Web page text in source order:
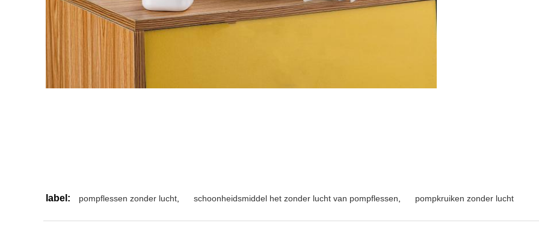
label: pompflessen zonder lucht schoonheidsmiddel het zonder lucht van pompflessen pompkruiken zonder lucht